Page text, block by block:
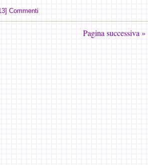
Commenti
Pagina successiva »